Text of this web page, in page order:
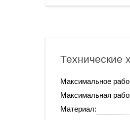
Технические
Максимальное
Максимальная
Материал: